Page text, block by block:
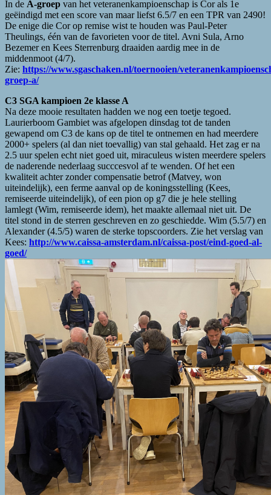
In de A-groep van het veteranenkampioenschap is Cor als 1e
geëindigd met een score van maar liefst 6.5/7 en een TPR van 2490!
De enige die Cor op remise wist te houden was Paul-Peter
Theulings, één van de favorieten voor de titel. Avni Sula, Arno
Bezemer en Kees Sterrenburg draaiden aardig mee in de
middenmoot (4/7).
Zie: https://www.sgaschaken.nl/toernooien/
groep-a/
C3 SGA kampioen 2e klasse A
Na deze mooie resultaten hadden we nog een toetje tegoed.
Laurierboom Gambiet was afgelopen dinsdag tot de tanden
gewapend om C3 de kans op de titel te ontnemen en had meerdere
2000+ spelers (al dan niet toevallig) van stal gehaald. Het zag er na
2.5 uur spelen echt niet goed uit, miraculeus wisten meerdere spelers
de naderende nederlaag succcesvol af te wenden. Of het een
kwaliteit achter zonder compensatie betrof (Matvey, won
uiteindelijk), een ferme aanval op de koningsstelling (Kees,
remiseerde uiteindelijk), of een pion op g7 die je hele stelling
lamlegt (Wim, remiseerde idem), het maakte allemaal niet uit. De
titel stond in de sterren geschreven en zo geschiedde. Wim (5.5/7) en
Alexander (4.5/5) waren de sterke topscoorders. Zie het verslag van
Kees: http://www.caissa-amsterdam.nl/caissa-post/eind-goed-al-
goed/